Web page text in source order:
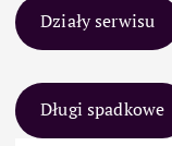
Działy serwisu
Długi spadkowe